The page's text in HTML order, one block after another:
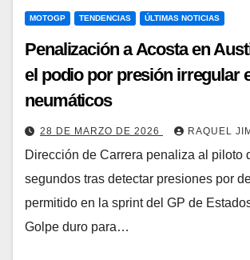
MOTOGP TENDENCIAS ÚLTIMAS NOTICIAS
Penalización a Acosta en
el podio por presión irregular
neumáticos
28 DE MARZO DE 2026 RAQUEL
Dirección de Carrera penaliza al piloto
segundos tras detectar presiones por
permitido en la sprint del GP de
Golpe duro para…